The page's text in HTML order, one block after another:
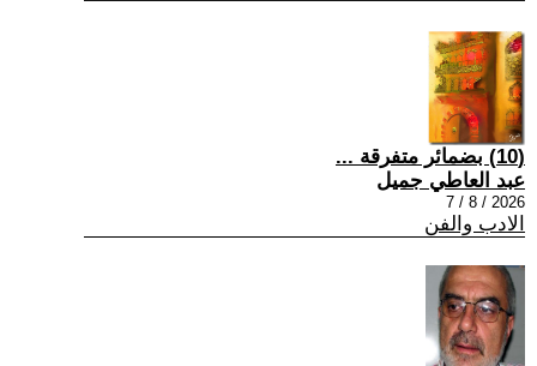
(10) بضمائر متفرقة ...
عبد العاطي جميل
2026 / 8 / 7
الادب والفن